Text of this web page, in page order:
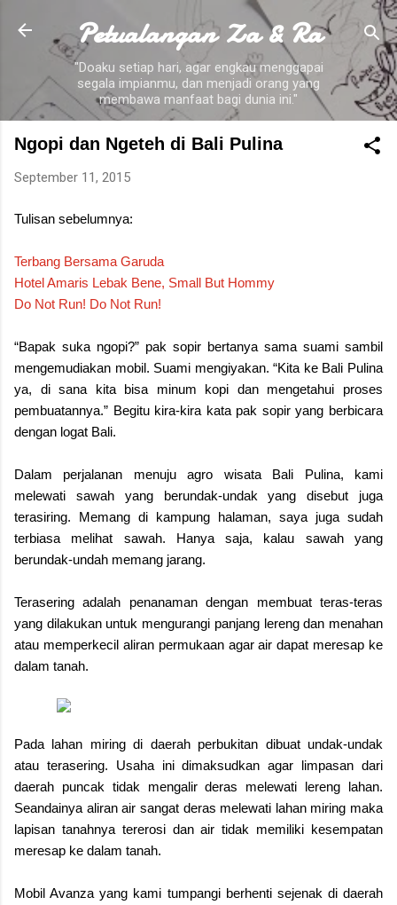
Skip to main content
Petualangan Za & Ra
"Doaku setiap hari, agar engkau menggapai
segala impianmu, dan menjadi orang yang
membawa manfaat bagi dunia ini."
Ngopi dan Ngeteh di Bali Pulina
September 11, 2015
Tulisan sebelumnya:
Terbang Bersama Garuda
Hotel Amaris Lebak Bene, Small But Hommy
Do Not Run! Do Not Run!
“Bapak suka ngopi?” pak sopir bertanya sama suami sambil
mengemudiakan mobil. Suami mengiyakan. “Kita ke Bali Pulina
ya, di sana kita bisa minum kopi dan mengetahui proses
pembuatannya.” Begitu kira-kira kata pak sopir yang berbicara
dengan logat Bali.
Dalam perjalanan menuju agro wisata Bali Pulina, kami
melewati sawah yang berundak-undak yang disebut juga
terasiring. Memang di kampung halaman, saya juga sudah
terbiasa melihat sawah. Hanya saja, kalau sawah yang
berundak-undah memang jarang.
Terasering adalah penanaman dengan membuat teras-teras
yang dilakukan untuk mengurangi panjang lereng dan menahan
atau memperkecil aliran permukaan agar air dapat meresap ke
dalam tanah.
Pada lahan miring di daerah perbukitan dibuat undak-undak
atau terasering. Usaha ini dimaksudkan agar limpasan dari
daerah puncak tidak mengalir deras melewati lereng lahan.
Seandainya aliran air sangat deras melewati lahan miring maka
lapisan tanahnya tererosi dan air tidak memiliki kesempatan
meresap ke dalam tanah.
Mobil Avanza yang kami tumpangi berhenti sejenak di daerah